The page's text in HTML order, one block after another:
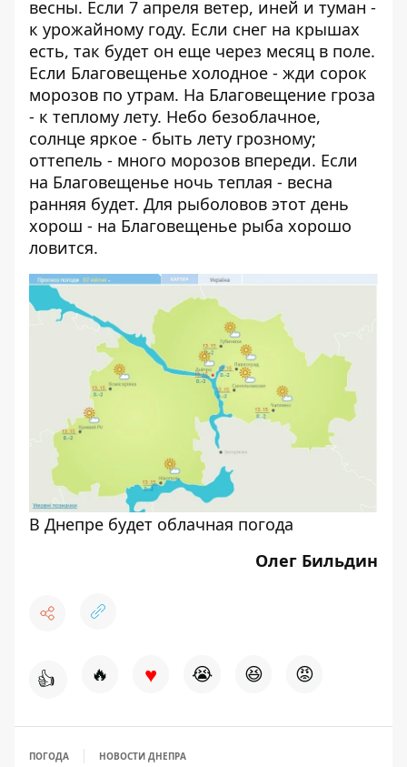
весны. Если 7 апреля ветер, иней и туман -
к урожайному году. Если снег на крышах
есть, так будет он еще через месяц в поле.
Если Благовещенье холодное - жди сорок
морозов по утрам. На Благовещение гроза
- к теплому лету. Небо безоблачное,
солнце яркое - быть лету грозному;
оттепель - много морозов впереди. Если
на Благовещенье ночь теплая - весна
ранняя будет. Для рыболовов этот день
хорош - на Благовещенье рыба хорошо
ловится.
В Днепре будет облачная погода
Олег Бильдин
👍 🔥 ♥ 😭 😆 😡
ПОГОДА НОВОСТИ ДНЕПРА